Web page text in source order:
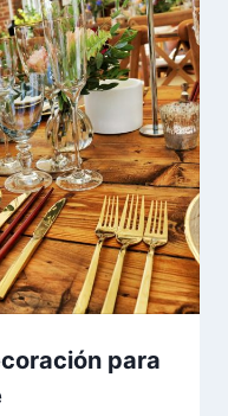
para